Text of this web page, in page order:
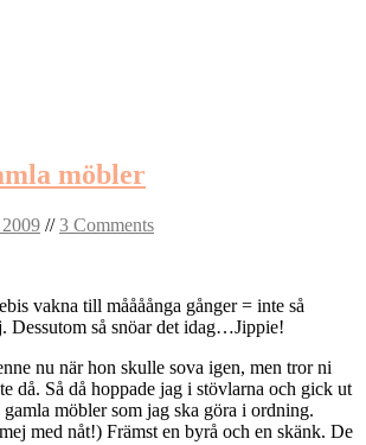
möbler
//3 Comments
vakna till måååånga gånger = inte så
Dessutom så snöar det idag…Jippie!
nu när hon skulle sova igen, men tror ni
då. Så då hoppade jag i stövlarna och gick ut
möbler som jag ska göra i ordning.
med nåt!) Främst en byrå och en skänk. De